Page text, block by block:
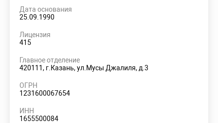
Дата основания
25.09.1990
Лицензия
415
Главное отделение
420111, г.Казань, ул.Мусы Джалиля, д.3
ОГРН
1231600067654
ИНН
1655500084